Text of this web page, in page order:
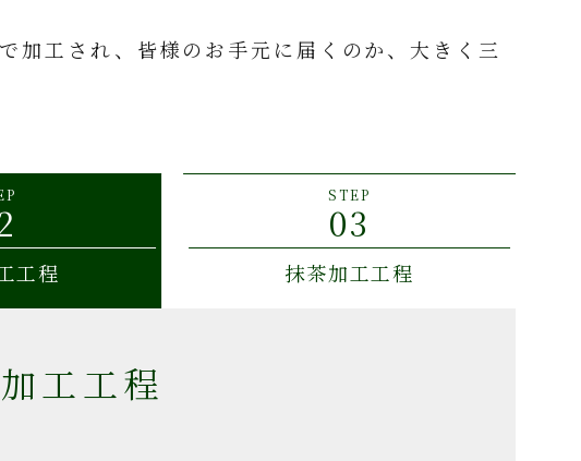
加工され、皆様のお手元に届くのか、大きく三
工程
STEP
03
抹茶加工工程
工工程